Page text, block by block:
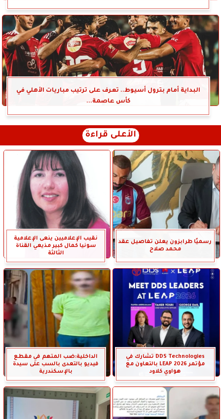
البداية أمام بترول أسيوط.. تعرف على ترتيب مباريات الأهلي في
كأس عاصمة...
الأعلى قراءة
رسميًا طرابزون يعلن تفاصيل عقد
محمد صلاح
نقيب الإعلاميين ينعى الإعلامية
سونيا كمال كبير مذيعي القناة
الثالثة
DDS Technologies تشارك في
مؤتمر LEAP 2026 بالتعاون مع
هواوي كلاود
الداخلية:ضب المتهم في مقطع
فيديو بالتعدى بالسب على سيدة
بالإسكندرية